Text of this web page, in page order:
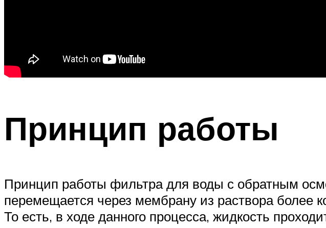
Принцип работы
Принцип работы фильтра для воды с обратным
перемещается через мембрану из раствора более
То есть, в ходе данного процесса, жидкость